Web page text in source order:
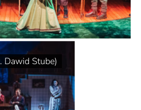
Dawid Stube)